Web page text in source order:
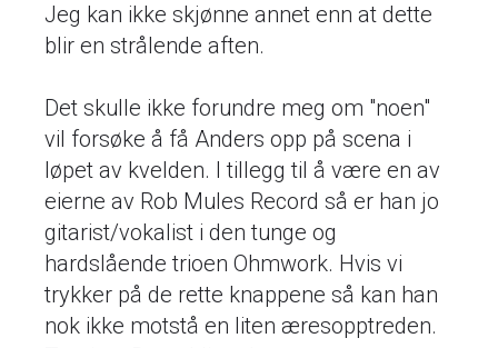
Jeg kan ikke skjønne annet enn at dette
blir en strålende aften.
Det skulle ikke forundre meg om "noen"
vil forsøke å få Anders opp på scena i
løpet av kvelden. I tillegg til å være en av
eierne av Rob Mules Record så er han jo
gitarist/vokalist i den tunge og
hardslående trioen Ohmwork. Hvis vi
trykker på de rette knappene så kan han
nok ikke motstå en liten æresopptreden.